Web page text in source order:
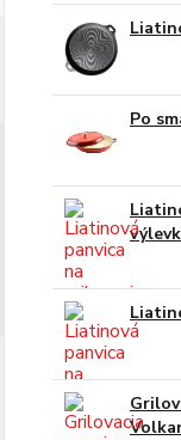
Po